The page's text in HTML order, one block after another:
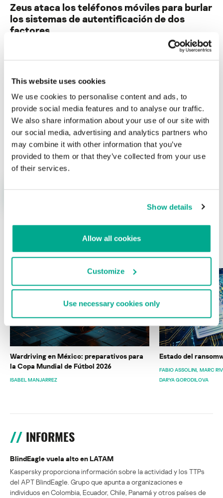
This website uses cookies
We use cookies to personalise content and ads, to
provide social media features and to analyse our traffic.
We also share information about your use of our site with
our social media, advertising and analytics partners who
may combine it with other information that you’ve
provided to them or that they’ve collected from your use
of their services.
Show details
Allow all cookies
Customize
Use necessary cookies only
Zeus ataca los teléfonos móviles para burlar
los sistemas de autentificación de dos
factores
Su dirección de correo electrónico no será publicada. Los
Correo electrónico
ÚLTIMAS PUBLICACIONES
Wardriving en México: preparativos para
la Copa Mundial de Fútbol 2026
ISABEL MANJARREZ
Estado del
FABIO ASSOLINI MARC
DARYA GORODILOVA
INFORMES
BlindEagle vuela alto en LATAM
Kaspersky proporciona información sobre la actividad y los TTPs
del APT BlindEagle. Grupo que apunta a organizaciones e
individuos en Colombia, Ecuador, Chile, Panamá y otros países de